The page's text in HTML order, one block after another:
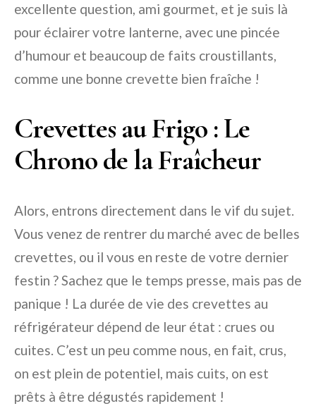
excellente question, ami gourmet, et je suis là
pour éclairer votre lanterne, avec une pincée
d’humour et beaucoup de faits croustillants,
comme une bonne crevette bien fraîche !
Crevettes au Frigo : Le
Chrono de la Fraîcheur
Alors, entrons directement dans le vif du sujet.
Vous venez de rentrer du marché avec de belles
crevettes, ou il vous en reste de votre dernier
festin ? Sachez que le temps presse, mais pas de
panique ! La durée de vie des crevettes au
réfrigérateur dépend de leur état : crues ou
cuites. C’est un peu comme nous, en fait, crus,
on est plein de potentiel, mais cuits, on est
prêts à être dégustés rapidement !